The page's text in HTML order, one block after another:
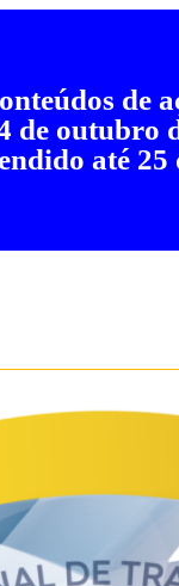
de
outubro
até 25